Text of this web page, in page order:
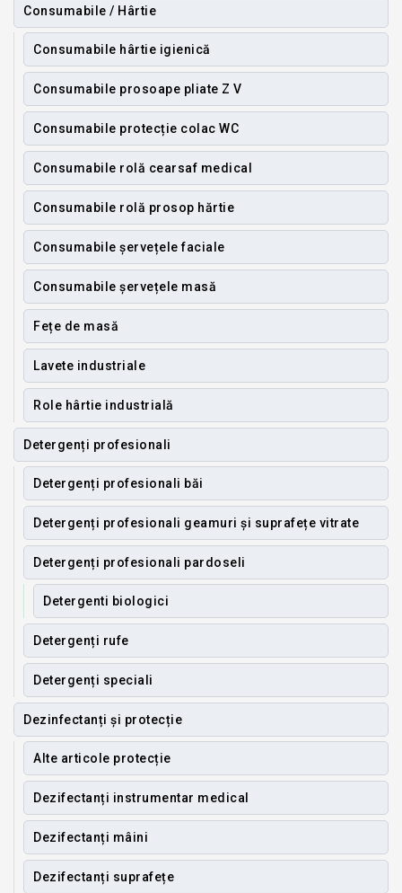
Consumabile / Hârtie
Consumabile hârtie igienică
Consumabile prosoape pliate Z V
Consumabile protecție colac WC
Consumabile rolă cearsaf medical
Consumabile rolă prosop hărtie
Consumabile șervețele faciale
Consumabile șervețele masă
Fețe de masă
Lavete industriale
Role hârtie industrială
Detergenți profesionali
Detergenți profesionali băi
Detergenți profesionali geamuri și suprafețe vitrate
Detergenți profesionali pardoseli
Detergenti biologici
Detergenți rufe
Detergenți speciali
Dezinfectanți și protecție
Alte articole protecție
Dezifectanți instrumentar medical
Dezifectanți mâini
Dezifectanți suprafețe